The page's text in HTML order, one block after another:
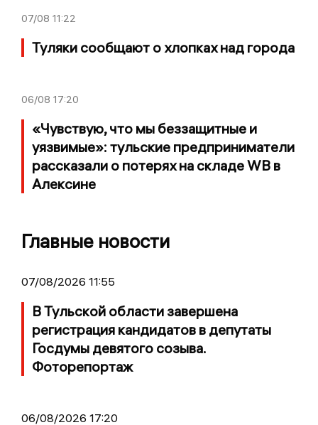
07/08 11:22
Туляки сообщают о хлопках над города
06/08 17:20
«Чувствую, что мы беззащитные и
уязвимые»: тульские предприниматели
рассказали о потерях на складе WB в
Алексине
Главные новости
07/08/2026 11:55
В Тульской области завершена
регистрация кандидатов в депутаты
Госдумы девятого созыва.
Фоторепортаж
06/08/2026 17:20